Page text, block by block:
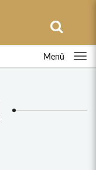
Menü